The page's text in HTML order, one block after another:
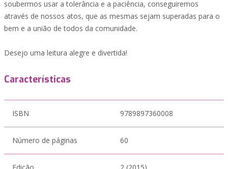
soubermos usar a tolerância e a paciência, conseguiremos
através de nossos atos, que as mesmas sejam superadas para o
bem e a união de todos da comunidade.
Desejo uma leitura alegre e divertida!
Características
ISBN 9789897360008
Número de páginas 60